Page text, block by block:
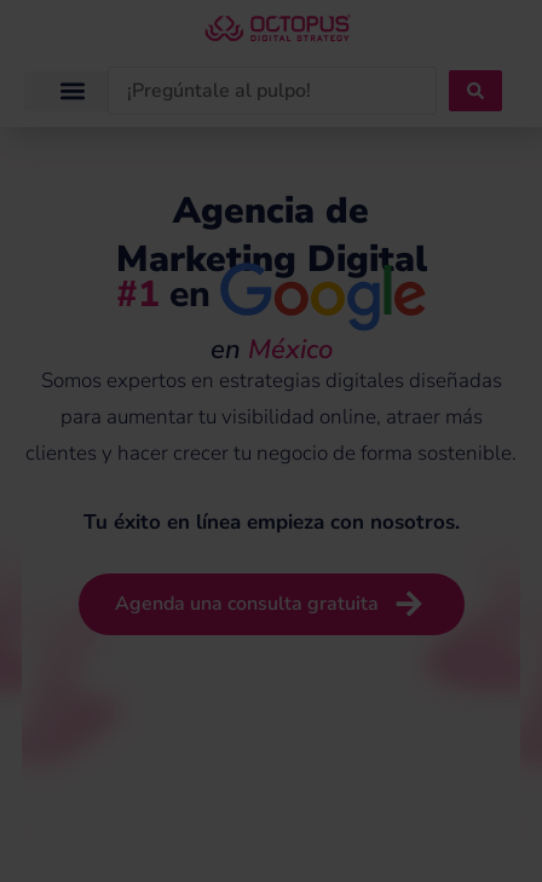
Search
Agencia de
Marketing Digital
#1 en
en México
Somos expertos en estrategias digitales diseñadas
para aumentar tu visibilidad online, atraer más
clientes y hacer crecer tu negocio de forma sostenible.
Tu éxito en línea empieza con nosotros.
Agenda una consulta gratuita